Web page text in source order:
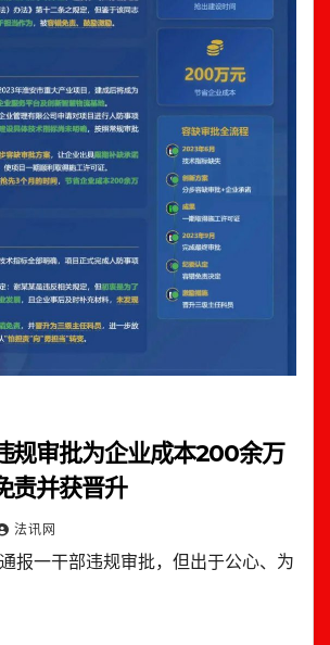
规审批为企业成本200余万
责并获晋升
法讯网
报一干部违规审批，但出于公心、为